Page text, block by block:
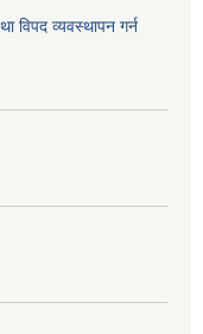
विपद व्यवस्थापन गर्न